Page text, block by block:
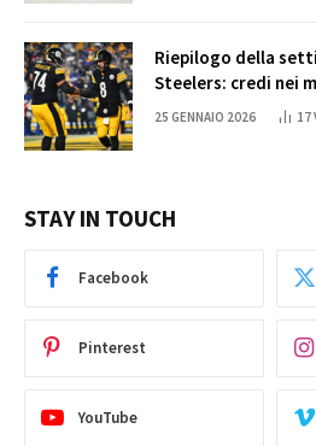
Riepilogo della
Steelers: credi nei
25 GENNAIO 2026 17
STAY IN TOUCH
Facebook
Pinterest
YouTube